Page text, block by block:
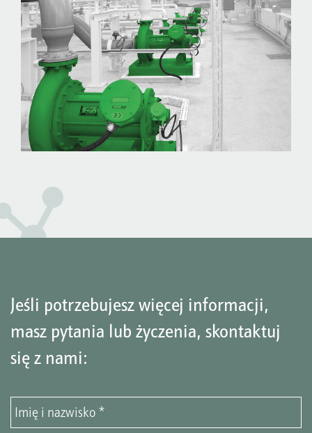
Jeśli potrzebujesz więcej informacji,
masz pytania lub życzenia, skontaktuj
się z nami: